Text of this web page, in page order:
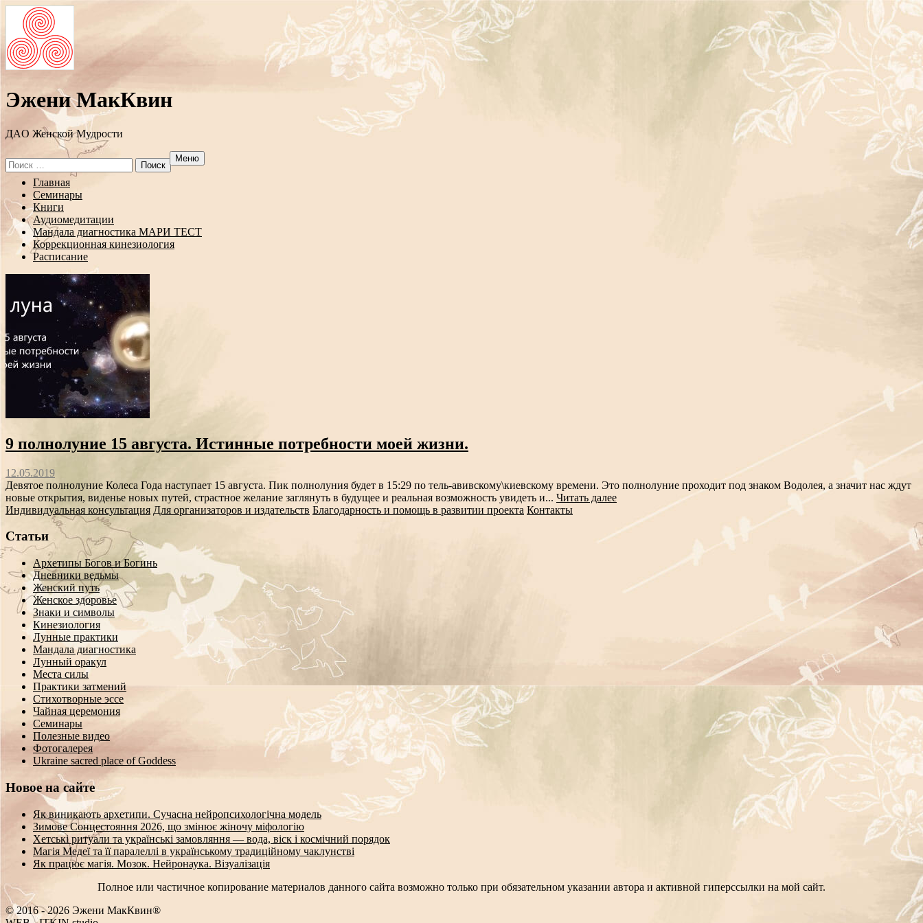
Эжени МакКвин
ДAO Женской Мудрости
Search
for:
Меню
Перейти
содержанию
Главная
Семинары
Книги
Аудиомедитации
Мандала диагностика МАРИ ТЕСТ
Коррекционная кинезиология
Расписание
9 полнолуние 15 августа. Истинные потребности моей жизни.
12.05.2019
Девятое полнолуние Колеса Года наступает 15 августа. Пик полнолуния будет в 15:29 по тель-авивскому\киевскому времени. Это полнолуние проходит под знаком Водолея, а значит нас ждут
новые открытия, виденье новых путей, страстное желание заглянуть в будущее и реальная возможность увидеть и... Читать далее
Индивидуальная консультация Для организаторов и издательств Благодарность и помощь в развитии проекта Контакты
Статьи
Архетипы Богов и Богинь
Дневники ведьмы
Женский путь
Женское здоровье
Знаки и символы
Кинезиология
Лунные практики
Мандала диагностика
Лунный оракул
Места силы
Практики затмений
Стихотворные эссе
Чайная церемония
Семинары
Полезные видео
Фотогалерея
Ukraine sacred place of Goddess
Новое на сайте
Як виникають архетипи. Сучасна нейропсихологічна модель
Зимове Сонцестояння 2026, що змінює жіночу міфологію
Хетські ритуали та українські замовляння — вода, віск і космічний порядок
Магія Медеї та її паралеллі в українському традиційному чаклунстві
Як працює магія. Мозок. Нейронаука. Візуалізація
Полное или частичное копирование материалов данного сайта возможно только при обязательном указании автора и активной гиперссылки на мой сайт.
© 2016 - 2026 Эжени МакКвин®